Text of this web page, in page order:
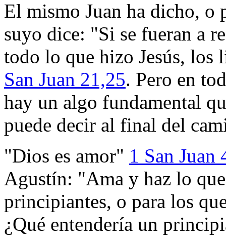
El mismo Juan ha dicho, o
suyo dice: "Si se fueran a
todo lo que hizo Jesús, los
San Juan 21,25. Pero en
hay un algo fundamental
puede decir al final del
"Dios es amor" 1 San Juan
Agustín: "Ama y haz lo
principiantes, o para los
¿Qué entendería un